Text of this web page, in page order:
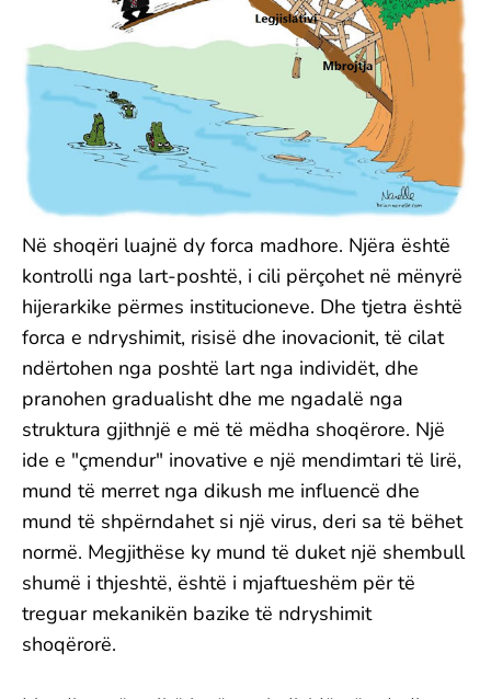
Në shoqëri luajnë dy forca madhore. Njëra është
kontrolli nga lart-poshtë, i cili përçohet në mënyrë
hijerarkike përmes institucioneve. Dhe tjetra është
forca e ndryshimit, risisë dhe inovacionit, të cilat
ndërtohen nga poshtë lart nga individët, dhe
pranohen gradualisht dhe me ngadalë nga
struktura gjithnjë e më të mëdha shoqërore. Një
ide e "çmendur" inovative e një mendimtari të lirë,
mund të merret nga dikush me influencë dhe
mund të shpërndahet si një virus, deri sa të bëhet
normë. Megjithëse ky mund të duket një shembull
shumë i thjeshtë, është i mjaftueshëm për të
treguar mekanikën bazike të ndryshimit
shoqërorë.